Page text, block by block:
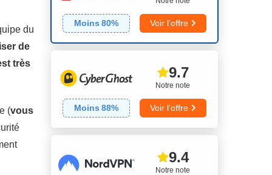
du
de
très
(vous
📥 Torrents 9.0
👨🏼‍🔧 Fiabilité & support 9.8
Moins 80% Voir l’offre
Notre note
9.7
Moins 88% Voir l’offre
Notre note
9.4